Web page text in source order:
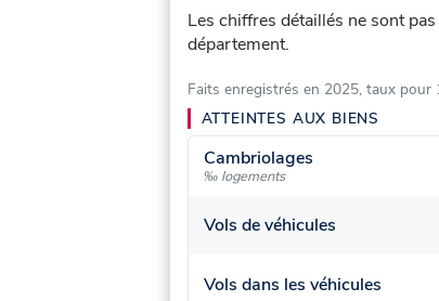
Les chiffres détaillés ne sont
département.
Faits enregistrés en 2025, taux pour
ATTEINTES AUX BIENS
Cambriolages
‰ logements
Vols de véhicules
Vols dans les véhicules